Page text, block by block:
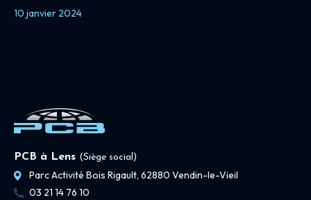
10 janvier 2024
PCB à Lens (Siège social)
Parc Activité Bois Rigault, 62880 Vendin-le-Vieil
03 21 14 76 10